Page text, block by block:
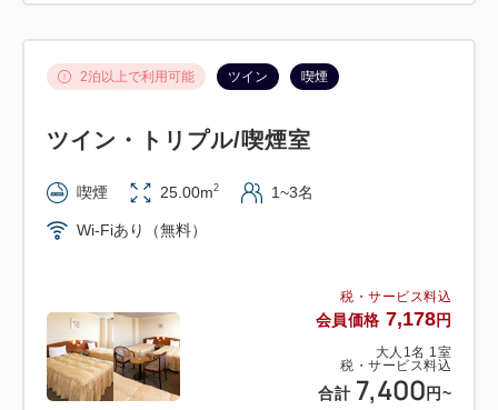
税・サービス料込
会員価格 7,178円
大人 1名 1室
税・サービス料込
合計 7,400 円~
2泊以上で利用可能 ツイン 喫煙
ツイン・トリプル/喫煙室
喫煙 25.00m2 1~3名
Wi-Fiあり（無料）